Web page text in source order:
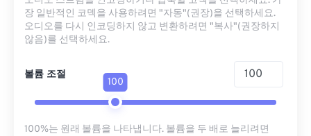
장 일반적인 코덱을 사용하려면 "자동"(권장)을 선택하세요.
오디오를 다시 인코딩하지 않고 변환하려면 "복사"(권장하지
않음)를 선택하세요.
볼륨 조절
100
100%는 원래 볼륨을 나타냅니다. 볼륨을 두 배로 늘리려면